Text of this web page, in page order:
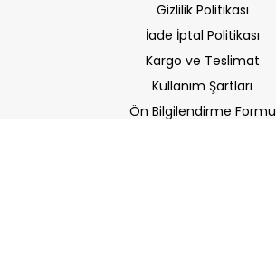
Gizlilik Politikası
İade İptal Politikası
Kargo ve Teslimat
Kullanım Şartları
Ön Bilgilendirme Formu